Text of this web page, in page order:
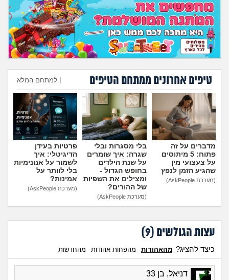
מה שעובר עליי
שומרים על הגוף
פיננסי וכלכלה
בין הסדינים
חיות מחמד
יוקר המחיה
גאווה
טיפים אחרונים ממתחם הטיפים למתחם המלא
הוספת טיפ
מדברים על זה
פתוח: 5 מיתוסים
על צעצועי מין
שהגיע הזמן לנפץ
(מערכת AskPeople)
בלי מסגרות ובלי
שגרה: איך שומרים
על שנת הילדים
בחופש הגדול -
ומצילים את השפיות
של ההורים?
(מערכת AskPeople)
פרטיות בעידן
הדיגיטלי: איך
לשמור על אנונימיות
בלי לוותר על
אמינות?
(מערכת AskPeople)
עצות הגולשים (9
)
כיצד להציג? מהאהודות מהפחות אהודות מהחדשות
דניאל, בן 33